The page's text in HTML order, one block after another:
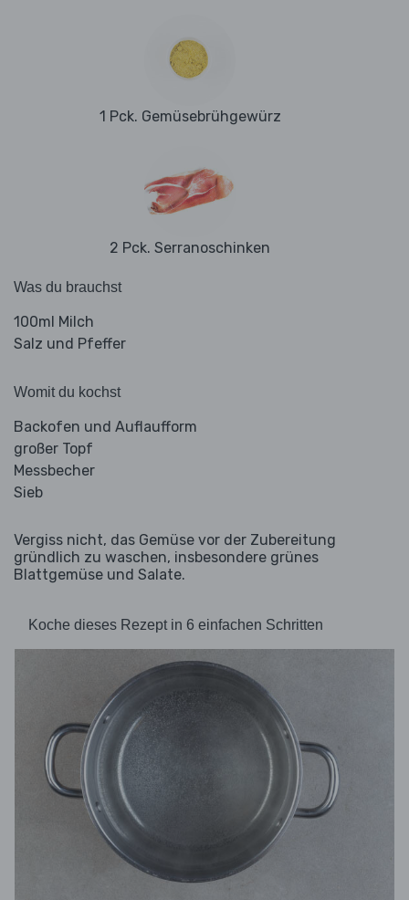
1 Pck. Gemüsebrühgewürz
2 Pck. Serranoschinken
Was du brauchst
100ml Milch
Salz und Pfeffer
Womit du kochst
Backofen und Auflaufform
großer Topf
Messbecher
Sieb
Vergiss nicht, das Gemüse vor der Zubereitung
gründlich zu waschen, insbesondere grünes
Blattgemüse und Salate.
Koche dieses Rezept in 6 einfachen Schritten